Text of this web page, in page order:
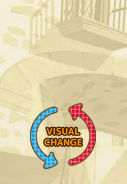
V
I
S
U
A